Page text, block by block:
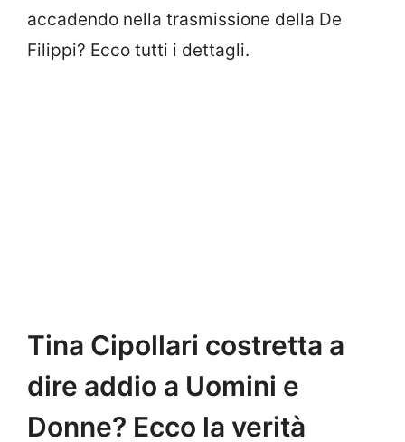
accadendo nella trasmissione della De
Filippi? Ecco tutti i dettagli.
Tina Cipollari costretta a
dire addio a Uomini e
Donne? Ecco la verità